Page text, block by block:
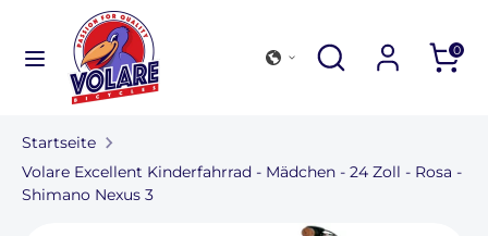
Suchen
SuchenDurchsuchen
Sie
unseren
Shop
0
SuchenDurchsuchen
unseren
Shop
Fahrradsammlung
Startseite
Volare Excellent Kinderfahrrad - Mädchen - 24 Zoll - Rosa -
Shimano Nexus 3